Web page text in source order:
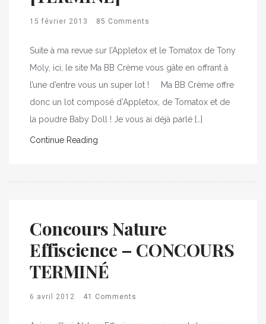
15 février 2013 85 Comments
Suite à ma revue sur l’Appletox et le Tomatox de Tony
Moly, ici, le site Ma BB Crème vous gâte en offrant à
l’une d’entre vous un super lot ! Ma BB Crème offre
donc un lot composé d’Appletox, de Tomatox et de
la poudre Baby Doll ! Je vous ai déjà parlé […]
Continue Reading
Concours Nature
Effiscience – CONCOURS
TERMINÉ
6 avril 2012 41 Comments